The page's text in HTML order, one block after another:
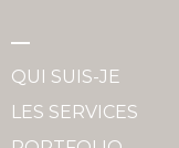
QUI SUIS-JE
LES SERVICES